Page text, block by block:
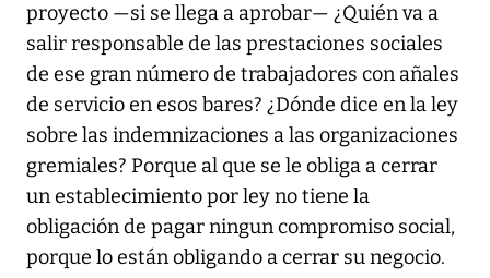
proyecto —si se llega a aprobar— ¿Quién va a
salir responsable de las prestaciones sociales
de ese gran número de trabajadores con añales
de servicio en esos bares? ¿Dónde dice en la ley
sobre las indemnizaciones a las organizaciones
gremiales? Porque al que se le obliga a cerrar
un establecimiento por ley no tiene la
obligación de pagar ningun compromiso social,
porque lo están obligando a cerrar su negocio.